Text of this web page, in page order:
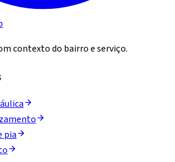
contexto do bairro e serviço.
pia